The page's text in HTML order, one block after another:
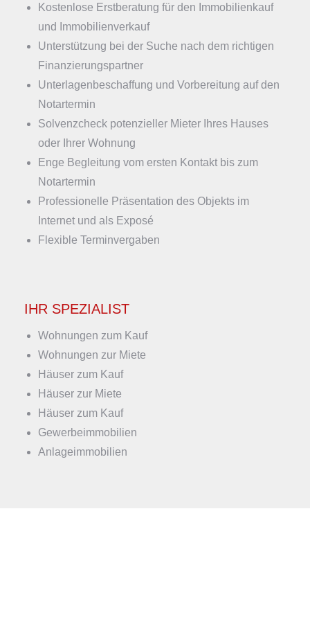
Kostenlose Erstberatung für den Immobilienkauf
und Immobilienverkauf
Unterstützung bei der Suche nach dem richtigen
Finanzierungspartner
Unterlagenbeschaffung und Vorbereitung auf den
Notartermin
Solvenzcheck potenzieller Mieter Ihres Hauses
oder Ihrer Wohnung
Enge Begleitung vom ersten Kontakt bis zum
Notartermin
Professionelle Präsentation des Objekts im
Internet und als Exposé
Flexible Terminvergaben
IHR SPEZIALIST
Wohnungen zum Kauf
Wohnungen zur Miete
Häuser zum Kauf
Häuser zur Miete
Häuser zum Kauf
Gewerbeimmobilien
Anlageimmobilien